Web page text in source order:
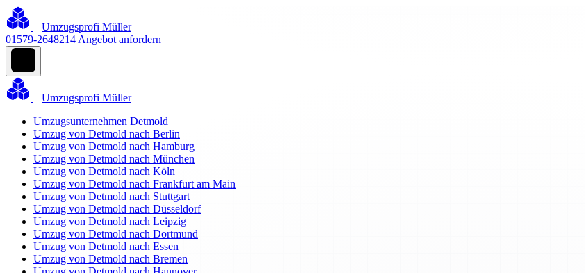
Umzugsprofi Müller
01579-2648214 Angebot anfordern
Umzugsprofi Müller
Umzugsunternehmen Detmold
Umzug von Detmold nach Berlin
Umzug von Detmold nach Hamburg
Umzug von Detmold nach München
Umzug von Detmold nach Köln
Umzug von Detmold nach Frankfurt am Main
Umzug von Detmold nach Stuttgart
Umzug von Detmold nach Düsseldorf
Umzug von Detmold nach Leipzig
Umzug von Detmold nach Dortmund
Umzug von Detmold nach Essen
Umzug von Detmold nach Bremen